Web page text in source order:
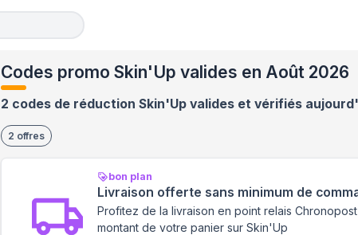
Codes promo Skin'Up valides en Août 2026
2 codes de réduction Skin'Up valides et vérifiés
2 offres
bon plan
Livraison offerte sans minimum de
Profitez de la livraison en point relais
montant de votre panier sur Skin'Up